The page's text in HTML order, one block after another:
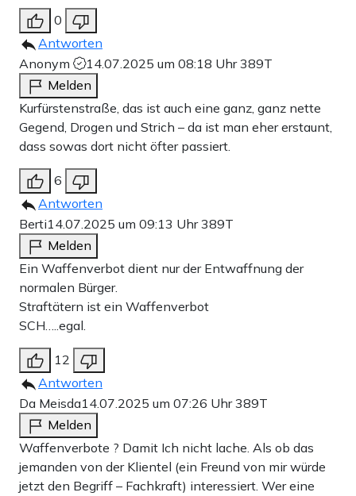
0
Antworten
Anonym
14.07.2025 um 08:18 Uhr389T
Melden
Kurfürstenstraße, das ist auch eine ganz, ganz nette
Gegend, Drogen und Strich – da ist man eher erstaunt,
dass sowas dort nicht öfter passiert.
6
Antworten
Berti14.07.2025 um 09:13 Uhr389T
Melden
Ein Waffenverbot dient nur der Entwaffnung der
normalen Bürger.
Straftätern ist ein Waffenverbot
SCH…..egal.
12
Antworten
Da Meisda14.07.2025 um 07:26 Uhr389T
Melden
Waffenverbote ? Damit Ich nicht lache. Als ob das
jemanden von der Klientel (ein Freund von mir würde
jetzt den Begriff – Fachkraft) interessiert. Wer eine